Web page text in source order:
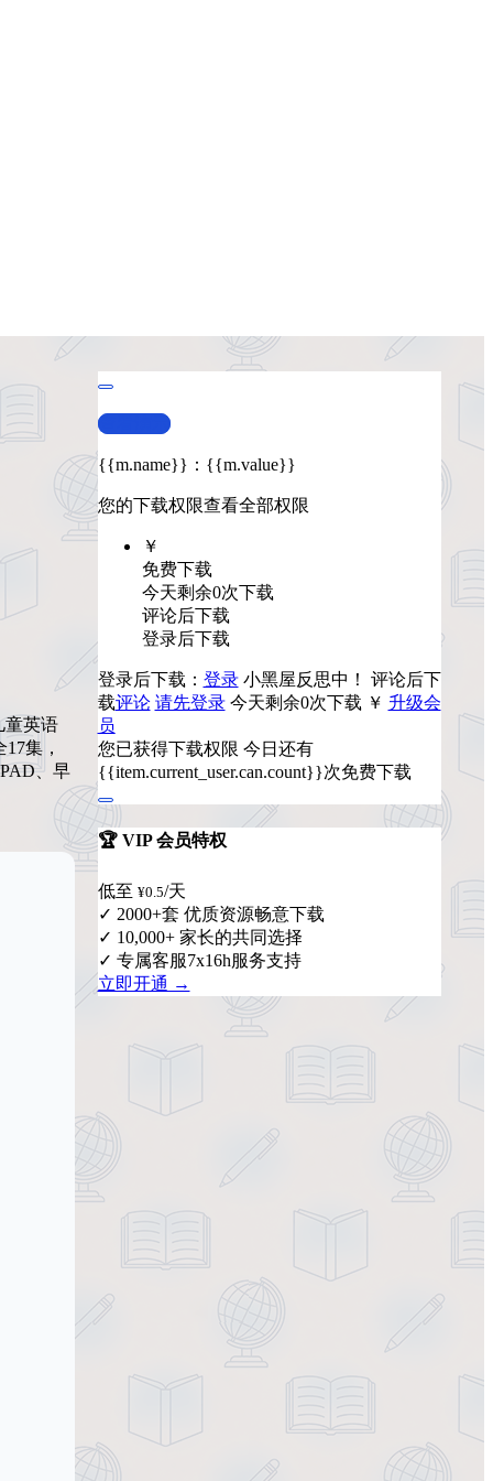
童英语
集，
、早
查看演示
{{m.name}} ： {{m.value}}
您的下载权限查看全部权限
￥
免费下载
今天剩余0次下载
评论后下载
登录后下载
登录后下载： 登录 小黑屋反思中！ 评论后下
载评论 请先登录 今天剩余0次下载 ￥ 升级会
员
您已获得下载权限 今日还有
{{item.current_user.can.count}}次免费下载
🏆 VIP 会员特权
低至 ¥0.5/天
✓ 2000+套 优质资源畅意下载
✓ 10,000+ 家长的共同选择
✓ 专属客服7x16h服务支持
立即开通 →